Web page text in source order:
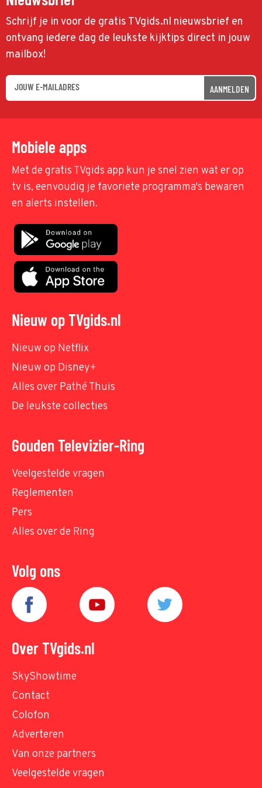
Schrijf je in voor de gratis TVgids.nl nieuwsbrief en
ontvang iedere dag de leukste kijktips direct in jouw
mailbox!
AANMELDEN
Mobiele apps
Met de gratis TVgids app kun je snel zien wat er op
tv is, eenvoudig je favoriete programma's bewaren
en alerts instellen.
Nieuw op TVgids.nl
Nieuw op Netflix
Nieuw op Disney+
Alles over Pathé Thuis
De leukste collecties
Gouden Televizier-Ring
Veelgestelde vragen
Reglementen
Pers
Alles over de Ring
Volg ons
Over TVgids.nl
SkyShowtime
Contact
Colofon
Adverteren
Van onze partners
Veelgestelde vragen